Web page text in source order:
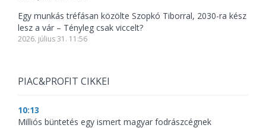
Egy munkás tréfásan közölte Szopkó Tiborral, 2030-ra kész
lesz a vár – Tényleg csak viccelt?
2026. július 31. 11:56
PIAC&PROFIT CIKKEI
10:13
Milliós büntetés egy ismert magyar fodrászcégnek